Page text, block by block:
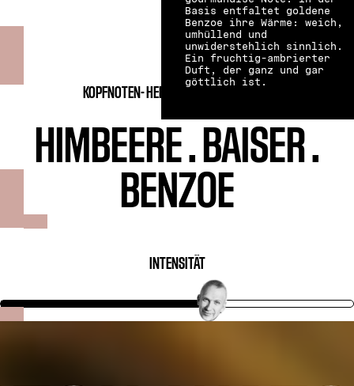
Basis entfaltet goldene
Benzoe ihre Wärme: weich,
umhüllend und
unwiderstehlich sinnlich.
Ein fruchtig-ambrierter
Duft, der ganz und gar
göttlich ist.
KOPFNOTEN- HERZNOTEN-
HIMBEERE. BAISER.
BENZOE
INTENSITÄT